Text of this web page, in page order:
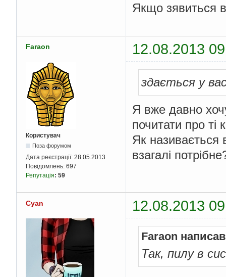
Якщо зявиться
Faraon 12.08.2013
Користувач
Поза форумом
Дата реєстрації: 28.05.2013
Повідомлень: 697
Репутація: 59
здається у
Я вже давно
почитати про ті
Як називається
взагалі
Cyan 12.08.2013
Faraon
Так, пилу в